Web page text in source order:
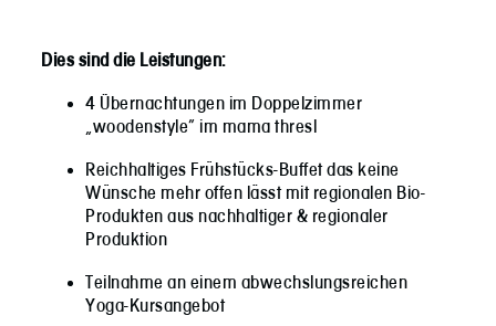
Dies sind die Leistungen:
4 Übernachtungen im Doppelzimmer
„woodenstyle“ im mama thresl
Reichhaltiges Frühstücks-Buffet das keine
Wünsche mehr offen lässt mit regionalen Bio-
Produkten aus nachhaltiger & regionaler
Produktion
Teilnahme an einem abwechslungsreichen
Yoga-Kursangebot